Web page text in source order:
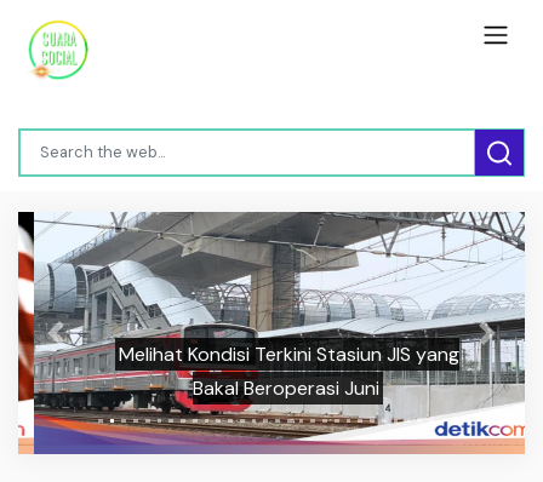
Melihat Kondisi Terkini Stasiun JIS yang
Bakal Beroperasi Juni
Previous Next